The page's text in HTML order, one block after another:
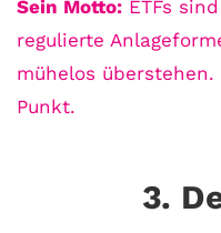
Sein Motto: ETFs
regulierte
mühelos
Punkt.
3.